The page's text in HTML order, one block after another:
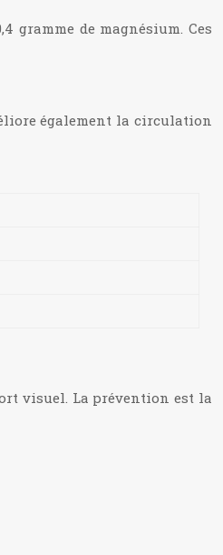
gramme de magnésium. Ces
également la circulation
visuel. La prévention est la